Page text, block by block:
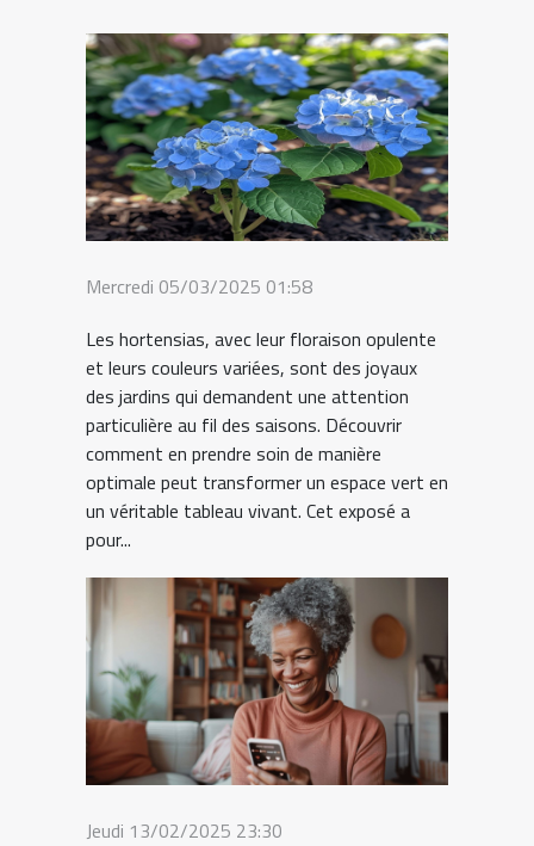
Mercredi 05/03/2025 01:58
Les hortensias, avec leur floraison opulente
et leurs couleurs variées, sont des joyaux
des jardins qui demandent une attention
particulière au fil des saisons. Découvrir
comment en prendre soin de manière
optimale peut transformer un espace vert en
un véritable tableau vivant. Cet exposé a
pour...
Jeudi 13/02/2025 23:30